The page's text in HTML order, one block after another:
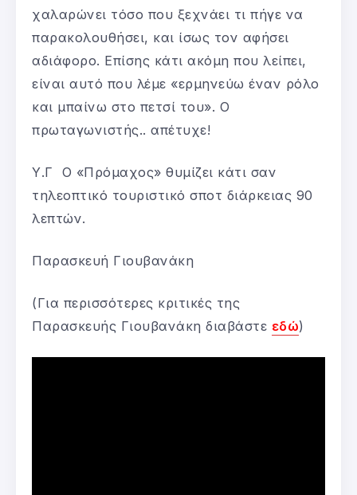
χαλαρώνει τόσο που ξεχνάει τι πήγε να
παρακολουθήσει, και ίσως τον αφήσει
αδιάφορο. Επίσης κάτι ακόμη που λείπει,
είναι αυτό που λέμε «ερμηνεύω έναν ρόλο
και μπαίνω στο πετσί του». Ο
πρωταγωνιστής.. απέτυχε!
Υ.Γ Ο «Πρόμαχος» θυμίζει κάτι σαν
τηλεοπτικό τουριστικό σποτ διάρκειας 90
λεπτών.
Παρασκευή Γιουβανάκη
(Για περισσότερες κριτικές της
Παρασκευής Γιουβανάκη διαβάστε εδώ)